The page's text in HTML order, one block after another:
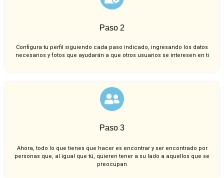
Paso 2
Configura tu perfil siguiendo cada paso indicado, ingresando los datos
necesarios y fotos que ayudarán a que otros usuarios se interesen en ti
Paso 3
Ahora, todo lo que tienes que hacer es encontrar y ser encontrado por
personas que, al igual que tú, quieren tener a su lado a aquellos que se
preocupan